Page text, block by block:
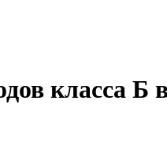
класса Б